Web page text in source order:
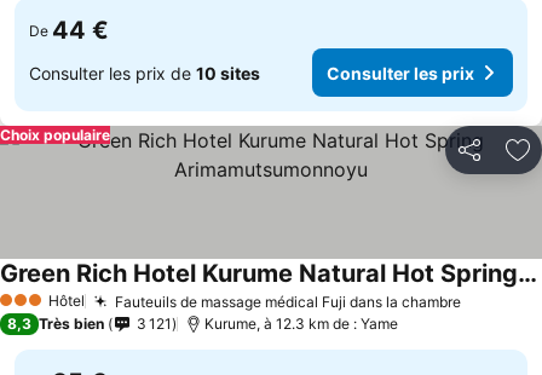
De 44 €
Consulter les prix de 10 sites Consulter les prix
Partager
Choix populaire
3 ÉtoilesHôtel Fauteuils de massage médical Fuji dans la chambre
Green Rich Hotel Kurume Natural Hot Spring Arimamutsumonnoyu
Consulter les prix
8,3 Très bien 3 121 Kurume, à 12.3 km de : Yame